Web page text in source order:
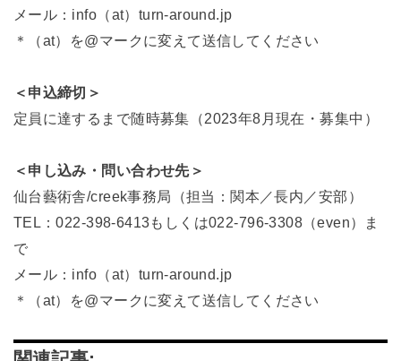
メール：info（at）turn-around.jp
＊（at）を@マークに変えて送信してください
＜申込締切＞
定員に達するまで随時募集（2023年8月現在・募集中）
＜申し込み・問い合わせ先＞
仙台藝術舎/creek事務局（担当：関本／長内／安部）
TEL：022-398-6413もしくは022-796-3308（even）ま
で
メール：info（at）turn-around.jp
＊（at）を@マークに変えて送信してください